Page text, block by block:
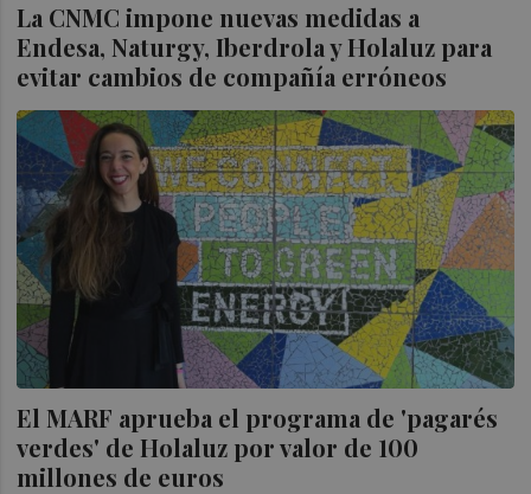
La CNMC impone nuevas medidas a
Endesa, Naturgy, Iberdrola y Holaluz para
evitar cambios de compañía erróneos
El MARF aprueba el programa de 'pagarés
verdes' de Holaluz por valor de 100
millones de euros